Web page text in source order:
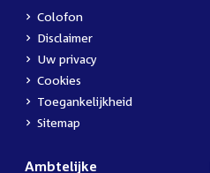
Colofon
Disclaimer
Uw privacy
Cookies
Toegankelijkheid
Sitemap
Ambtelijke